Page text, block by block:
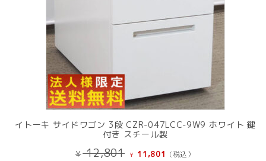
イトーキ サイドワゴン 3段 CZR-047LCC-9W9 ホワイト 鍵
付き スチール製
¥12,801
元
¥ 11,801 現
(税込）